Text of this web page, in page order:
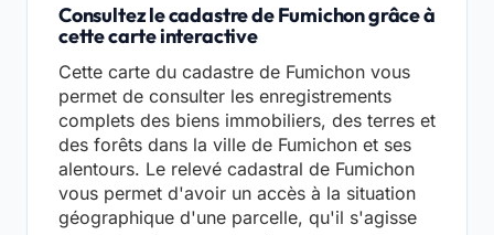
Consultez le cadastre de Fumichon grâce à
cette carte interactive
Cette carte du cadastre de Fumichon vous
permet de consulter les enregistrements
complets des biens immobiliers, des terres et
des forêts dans la ville de Fumichon et ses
alentours. Le relevé cadastral de Fumichon
vous permet d'avoir un accès à la situation
géographique d'une parcelle, qu'il s'agisse